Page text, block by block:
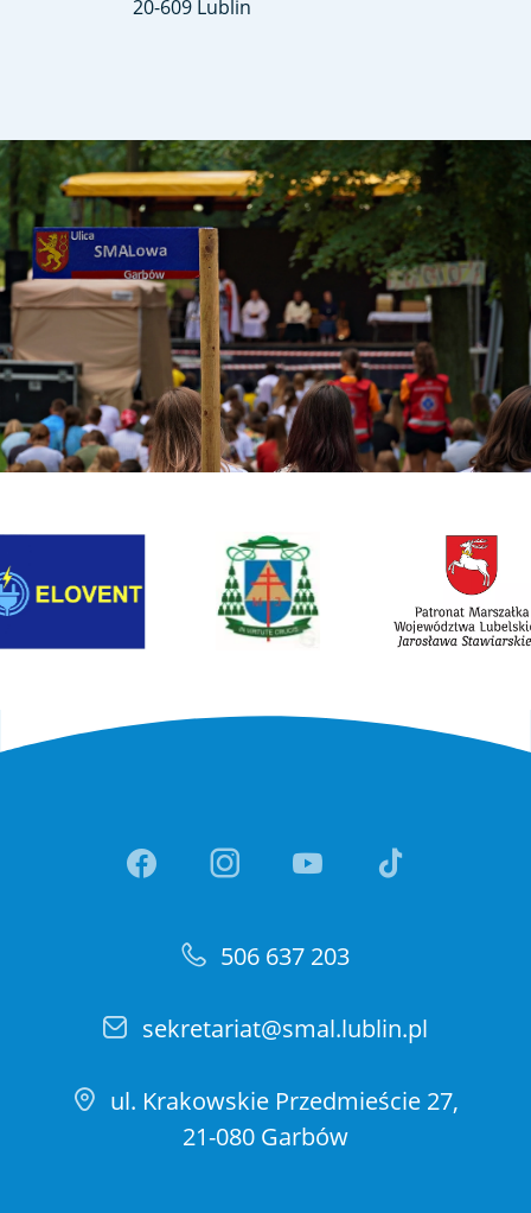
20-609 Lublin
Link otwiera sie w nowej karcie
Link otwiera
Link otwiera sie w nowej
Link otwiera sie w
Link otwiera
506 637 203
sekretariat@smal.lublin.pl
ul. Krakowskie Przedmieście 27,
21-080 Garbów